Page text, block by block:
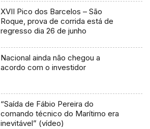
XVII Pico dos Barcelos – São
Roque, prova de corrida está de
regresso dia 26 de junho
Nacional ainda não chegou a
acordo com o investidor
“Saída de Fábio Pereira do
comando técnico do Marítimo era
inevitável” (vídeo)